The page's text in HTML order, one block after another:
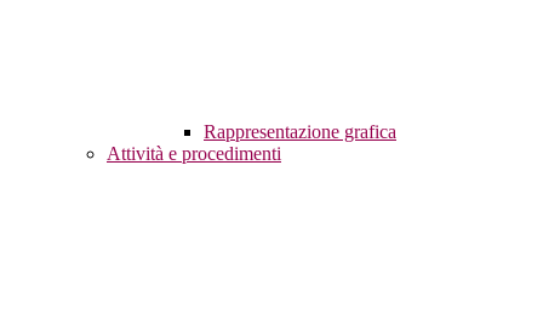
Rappresentazione grafica
Attività e procedimenti